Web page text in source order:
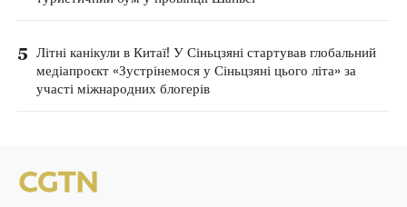
5 Літні канікули в Китаї! У Сіньцзяні стартував глобальний
медіапроєкт «Зустрінемося у Сіньцзяні цього літа» за
участі міжнародних блогерів